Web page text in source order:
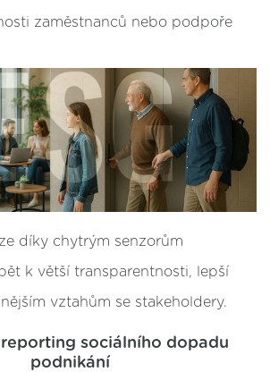
zaměstnanců nebo podpoře
díky chytrým senzorům
k větší transparentnosti, lepší
vztahům se stakeholdery.
sociálního dopadu
podnikání